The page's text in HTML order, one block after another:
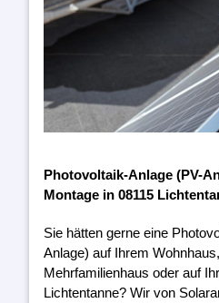
Photovoltaik-Anlage (PV-
Montage in 08115
Sie hätten gerne eine
Anlage) auf Ihrem
Mehrfamilienhaus oder auf
Lichtentanne? Wir von